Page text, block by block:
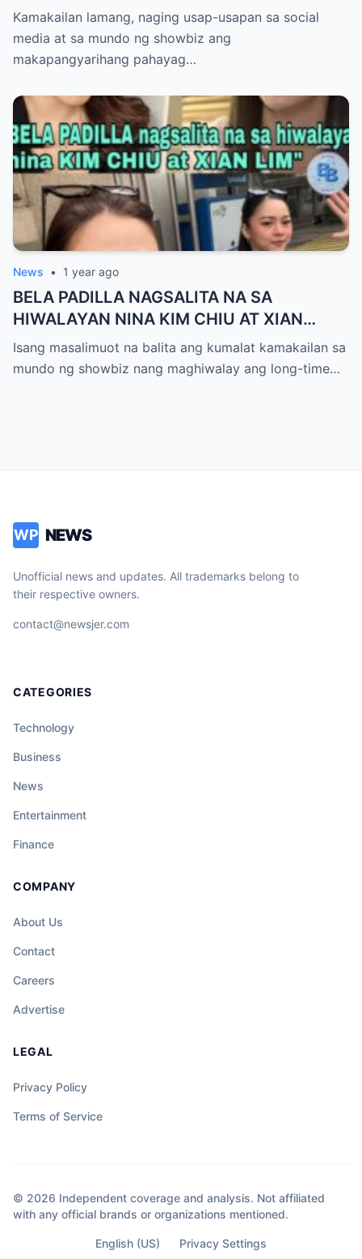
AMA ng Pinagbubuntis nya!-A
Kamakailan lamang, naging usap-usapan sa social
media at sa mundo ng showbiz ang
makapangyarihang pahayag…
News • 1 year ago
BELA PADILLA NAGSALITA NA SA
HIWALAYAN NINA KIM CHIU AT XIAN
LIM,!BUONG DETALYE ALAMIN
Isang masalimuot na balita ang kumalat kamakailan sa
mundo ng showbiz nang maghiwalay ang long-time…
WP NEWS
Unofficial news and updates. All trademarks belong to
their respective owners.
contact@newsjer.com
CATEGORIES
Technology
Business
News
Entertainment
Finance
COMPANY
About Us
Contact
Careers
Advertise
LEGAL
Privacy Policy
Terms of Service
© 2026 Independent coverage and analysis. Not affiliated
with any official brands or organizations mentioned.
English (US) Privacy Settings